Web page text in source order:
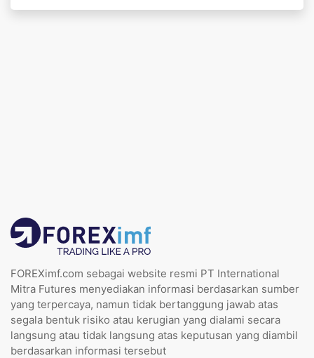
FOREXimf.com sebagai website resmi PT International
Mitra Futures menyediakan informasi berdasarkan sumber
yang terpercaya, namun tidak bertanggung jawab atas
segala bentuk risiko atau kerugian yang dialami secara
langsung atau tidak langsung atas keputusan yang diambil
berdasarkan informasi tersebut